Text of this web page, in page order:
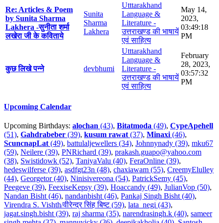
Re: Articles & Poem
by Sunita Sharma
Lakhera -सुनीता शर्मा
लखेरा जी के कविताये
Sunita
Sharma
Lakhera
Utttarakhand
Language &
Literature -
उत्तराखण्ड की भाषायें
एवं साहित्य
May 14,
2023,
03:49:18
PM
कुछ लिखे पन्ने devbhumi
Utttarakhand
Language &
Literature -
उत्तराखण्ड की भाषायें
एवं साहित्य
February
28, 2023,
03:57:32
PM
Upcoming Calendar
Upcoming Birthdays: alochan (43), Bitatmoda (49), CypeApehell
(51), Gahdrabeber (39), kusum rawat(37), Minaxi(46),
ScuncnapLat(49), battulaljewellers (34), Johnnynady (39), mku67
(59), Neilere (39), PNRichard (39), prakash.guapo@yahoo.com
(38), Swistidowk (52), TaniyaValu (40), FeraOnline (39),
hedeswilferse (39), asdfgt23n (48), chaxiawam (55), CreemyElulley
(44), Georgetor (40), Ninisivereona (54), PatrickSemy (45),
Peegeve (39), FeexiseKepsy (39), Hoaccandy (49), JulianVop (50),
Nandan Bisht (46), nandanbisht (46), Pankaj Singh Bisht (40),
Virendra S. Vishth/वीरेन्द्र सिंह बिष्ट (59), lata_negi (43),
jagat.singh.bisht (39), raj sharma (35), narendrasingh.k (40), sameer